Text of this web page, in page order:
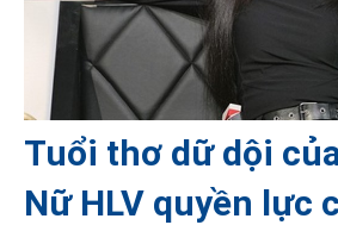
Tuổi thơ dữ dội
Nữ HLV quyền lực